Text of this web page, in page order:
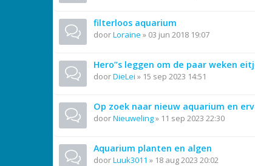
filterloos aquarium
doorLoraine » 03 jun 2018 19:07
Hero”s leggen om de paar weken
doorDieLei » 15 sep 2023 14:51
Op zoek naar nieuw aquarium en
doorNieuweling» 11 sep 2023 22:30
Aquarium planten en algen
doorLuuk3011 » 18 aug 2023 20:02